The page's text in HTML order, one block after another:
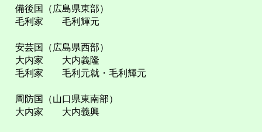
備後国（広島県東部）
毛利家 毛利輝元
安芸国（広島県西部）
大内家 大内義隆
毛利家 毛利元就・毛利輝元
周防国（山口県東南部）
大内家 大内義興